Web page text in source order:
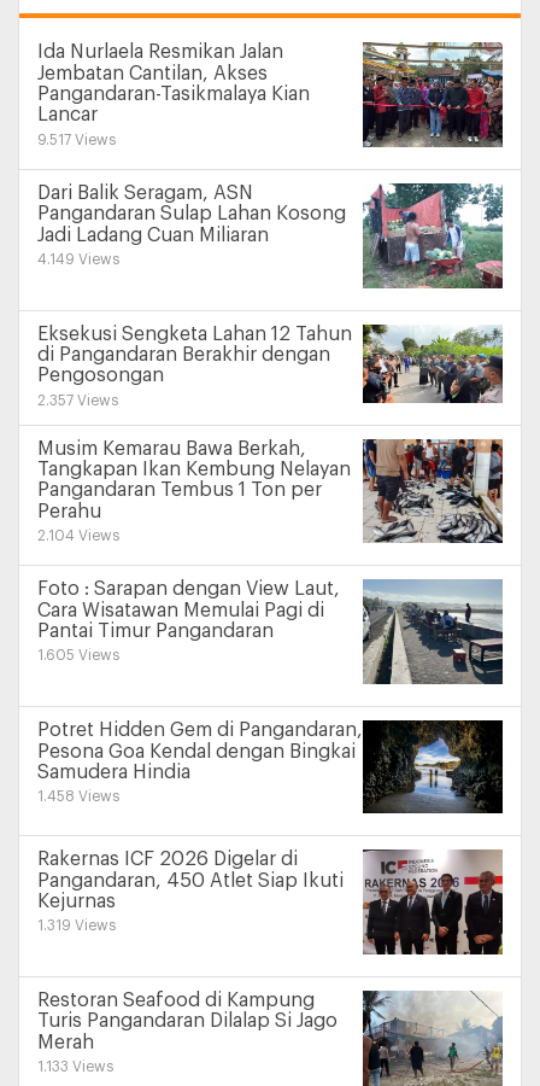
Ida Nurlaela Resmikan Jalan
Jembatan Cantilan, Akses
Pangandaran-Tasikmalaya Kian
Lancar
9.517 Views
Dari Balik Seragam, ASN
Pangandaran Sulap Lahan Kosong
Jadi Ladang Cuan Miliaran
4.149 Views
Eksekusi Sengketa Lahan 12 Tahun
di Pangandaran Berakhir dengan
Pengosongan
2.357 Views
Musim Kemarau Bawa Berkah,
Tangkapan Ikan Kembung Nelayan
Pangandaran Tembus 1 Ton per
Perahu
2.104 Views
Foto : Sarapan dengan View Laut,
Cara Wisatawan Memulai Pagi di
Pantai Timur Pangandaran
1.605 Views
Potret Hidden Gem di Pangandaran,
Pesona Goa Kendal dengan Bingkai
Samudera Hindia
1.458 Views
Rakernas ICF 2026 Digelar di
Pangandaran, 450 Atlet Siap Ikuti
Kejurnas
1.319 Views
Restoran Seafood di Kampung
Turis Pangandaran Dilalap Si Jago
Merah
1.133 Views